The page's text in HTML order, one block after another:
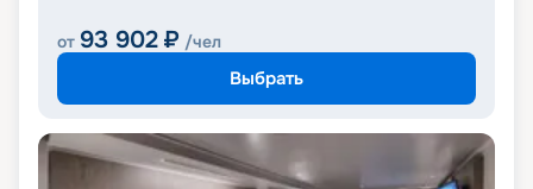
от 93 902 ₽ /чел
Выбрать